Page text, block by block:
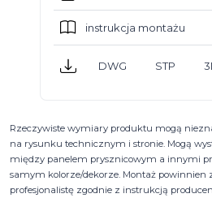
instrukcja montażu
DWG STP
Rzeczywiste wymiary produktu mogą
na rysunku technicznym i stronie. Mogą
między panelem prysznicowym a innymi
samym kolorze/dekorze. Montaż powinnien
profesjonalistę zgodnie z instrukcją